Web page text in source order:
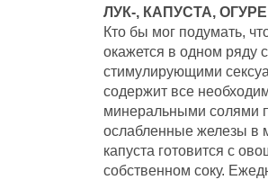
ЛУК-, КАПУСТА,
Кто бы мог подумать,
окажется в одном ряду
стимулирующими
содержит все
минеральными солями
ослабленные железы в
капуста готовится с
собственном соку.